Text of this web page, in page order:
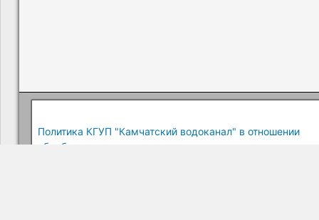
Политика КГУП "Камчатский водоканал" в отношении
обработки персональных данных